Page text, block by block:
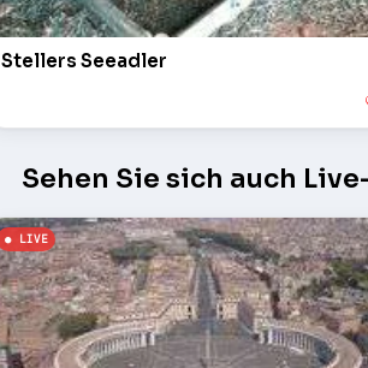
Stellers Seeadler
Sehen Sie sich auch